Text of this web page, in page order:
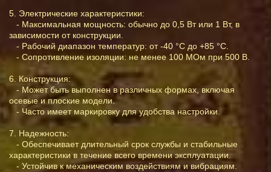
5. Электрические характеристики:
- Максимальная мощность: обычно до 0,5 Вт или 1 Вт, в
зависимости от конструкции.
- Рабочий диапазон температур: от -40 °C до +85 °C.
- Сопротивление изоляции: не менее 100 МОм при 500 В.
6. Конструкция:
- Может быть выполнен в различных формах, включая
осевые и плоские модели.
- Часто имеет маркировку для удобства настройки.
7. Надежность:
- Обеспечивает длительный срок службы и стабильные
характеристики в течение всего времени эксплуатации.
- Устойчив к механическим воздействиям и вибрациям.